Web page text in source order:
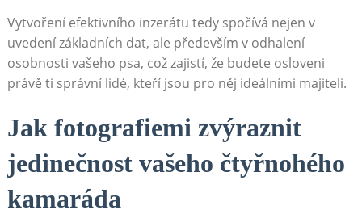
Vytvoření⁤ efektivního inzerátu ‍tedy spočívá nejen v
uvedení základních⁤ dat, ale ⁢především v odhalení
osobnosti vašeho psa, což zajistí, že budete osloveni
právě ti správní lidé, kteří jsou ⁣pro něj ideálními ​majiteli.
Jak fotografiemi zvýraznit
jedinečnost vašeho‍ čtyřnohého
kamaráda